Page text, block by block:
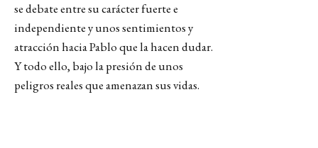
se debate entre su carácter fuerte e
independiente y unos sentimientos y
atracción hacia Pablo que la hacen dudar.
Y todo ello, bajo la presión de unos
peligros reales que amenazan sus vidas.